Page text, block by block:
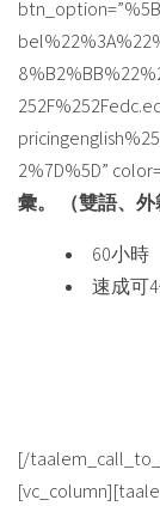
2%7D%5D”
彙。 （雙語、
60小時
速成可
[/